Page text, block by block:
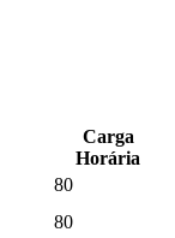
Carga
Horária
80
80